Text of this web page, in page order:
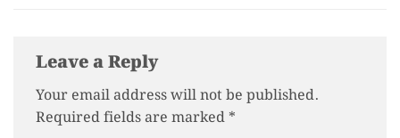
Leave a Reply
Your email address will not be published.
Required fields are marked *